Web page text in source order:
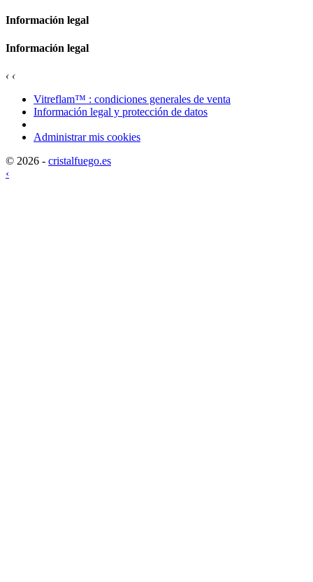
Información legal
Información legal
‹ ‹
Vitreflam™ : condiciones generales de venta
Información legal y protección de datos
Administrar mis cookies
© 2026 - cristalfuego.es
‹